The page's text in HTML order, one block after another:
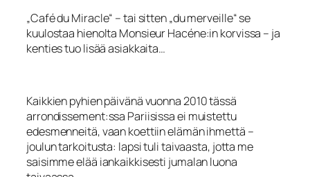
„Café du Miracle“ – tai sitten „du merveille“ se
kuulostaa hienolta Monsieur Hacéne:in korvissa – ja
kenties tuo lisää asiakkaita…
Kaikkien pyhien päivänä vuonna 2010 tässä
arrondissement:ssa Pariisissa ei muistettu
edesmenneitä, vaan koettiin elämän ihmettä –
joulun tarkoitusta: lapsi tuli taivaasta, jotta me
saisimme elää iankaikkisesti jumalan luona